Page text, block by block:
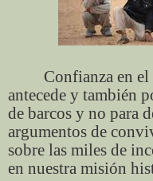
Confianza en
antecede y también
de barcos y no para
argumentos de
sobre las miles de
en nuestra misión